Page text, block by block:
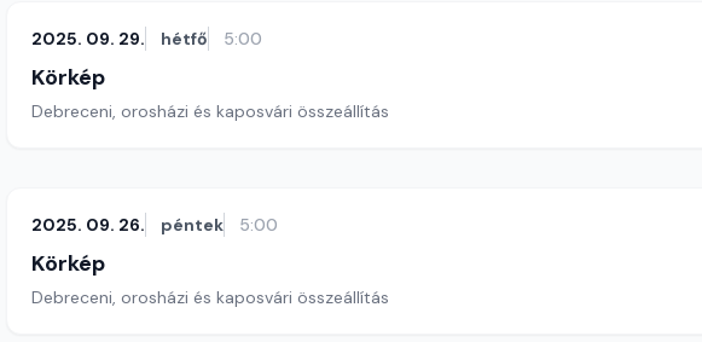
2025. 09. 29. hétfő 5:00
Körkép
Debreceni, orosházi és kaposvári összeállítás
2025. 09. 26. péntek 5:00
Körkép
Debreceni, orosházi és kaposvári összeállítás